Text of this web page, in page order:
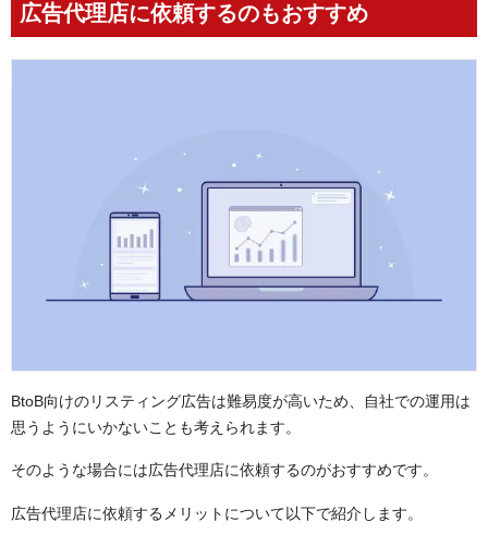
広告代理店に依頼するのもおすすめ
BtoB向けのリスティング広告は難易度が高いため、自社での運用は
思うようにいかないことも考えられます。
そのような場合には広告代理店に依頼するのがおすすめです。
広告代理店に依頼するメリットについて以下で紹介します。